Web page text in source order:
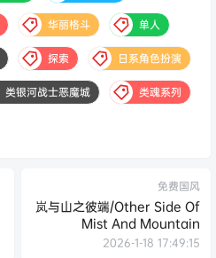
华丽格斗 单人
探索 日系角色扮演
类银河战士恶魔城 类魂系列
免费国风
岚与山之彼端/Other Side Of
Mist And Mountain
2026-1-18 17:49:15